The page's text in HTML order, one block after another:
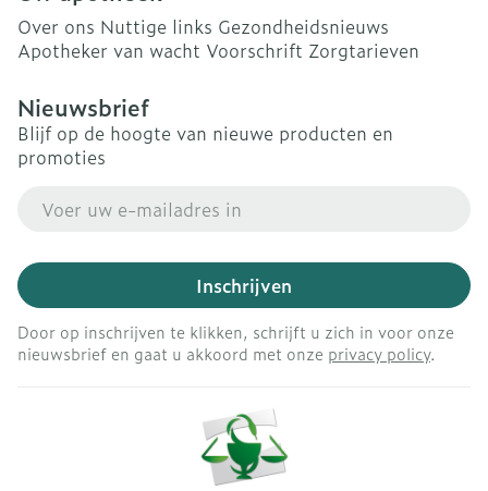
Over ons Nuttige links Gezondheidsnieuws
Apotheker van wacht Voorschrift Zorgtarieven
Nieuwsbrief
Blijf op de hoogte van nieuwe producten en
promoties
Inschrijven
Door op inschrijven te klikken, schrijft u zich in voor onze
nieuwsbrief en gaat u akkoord met onze privacy policy.